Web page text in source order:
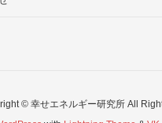
© 幸せエネルギー研究所 All